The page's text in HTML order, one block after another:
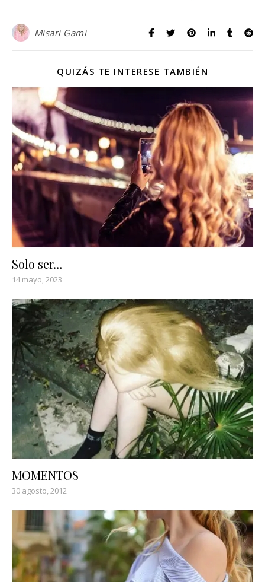
Misari Gami
QUIZÁS TE INTERESE TAMBIÉN
Solo ser…
14 mayo, 2023
MOMENTOS
30 agosto, 2012